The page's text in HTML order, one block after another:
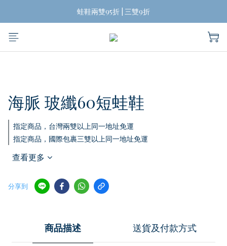
揪團買蛙鞋，折扣帶回家
蛙鞋兩雙95折 | 三雙9折
台灣兩雙起免運費
海脈 玻纖60短蛙鞋
指定商品，台灣兩雙以上同一地址免運
指定商品，國際包裹三雙以上同一地址免運
查看更多
分享到
商品描述 送貨及付款方式